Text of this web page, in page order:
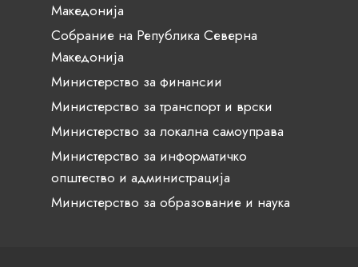
Македонија
Собрание на Република Северна
Македонија
Министерство за финансии
Министерство за транспорт и врски
Министерство за локална самоуправа
Министерство за информатичко
општество и администрација
Министерство за образование и наука